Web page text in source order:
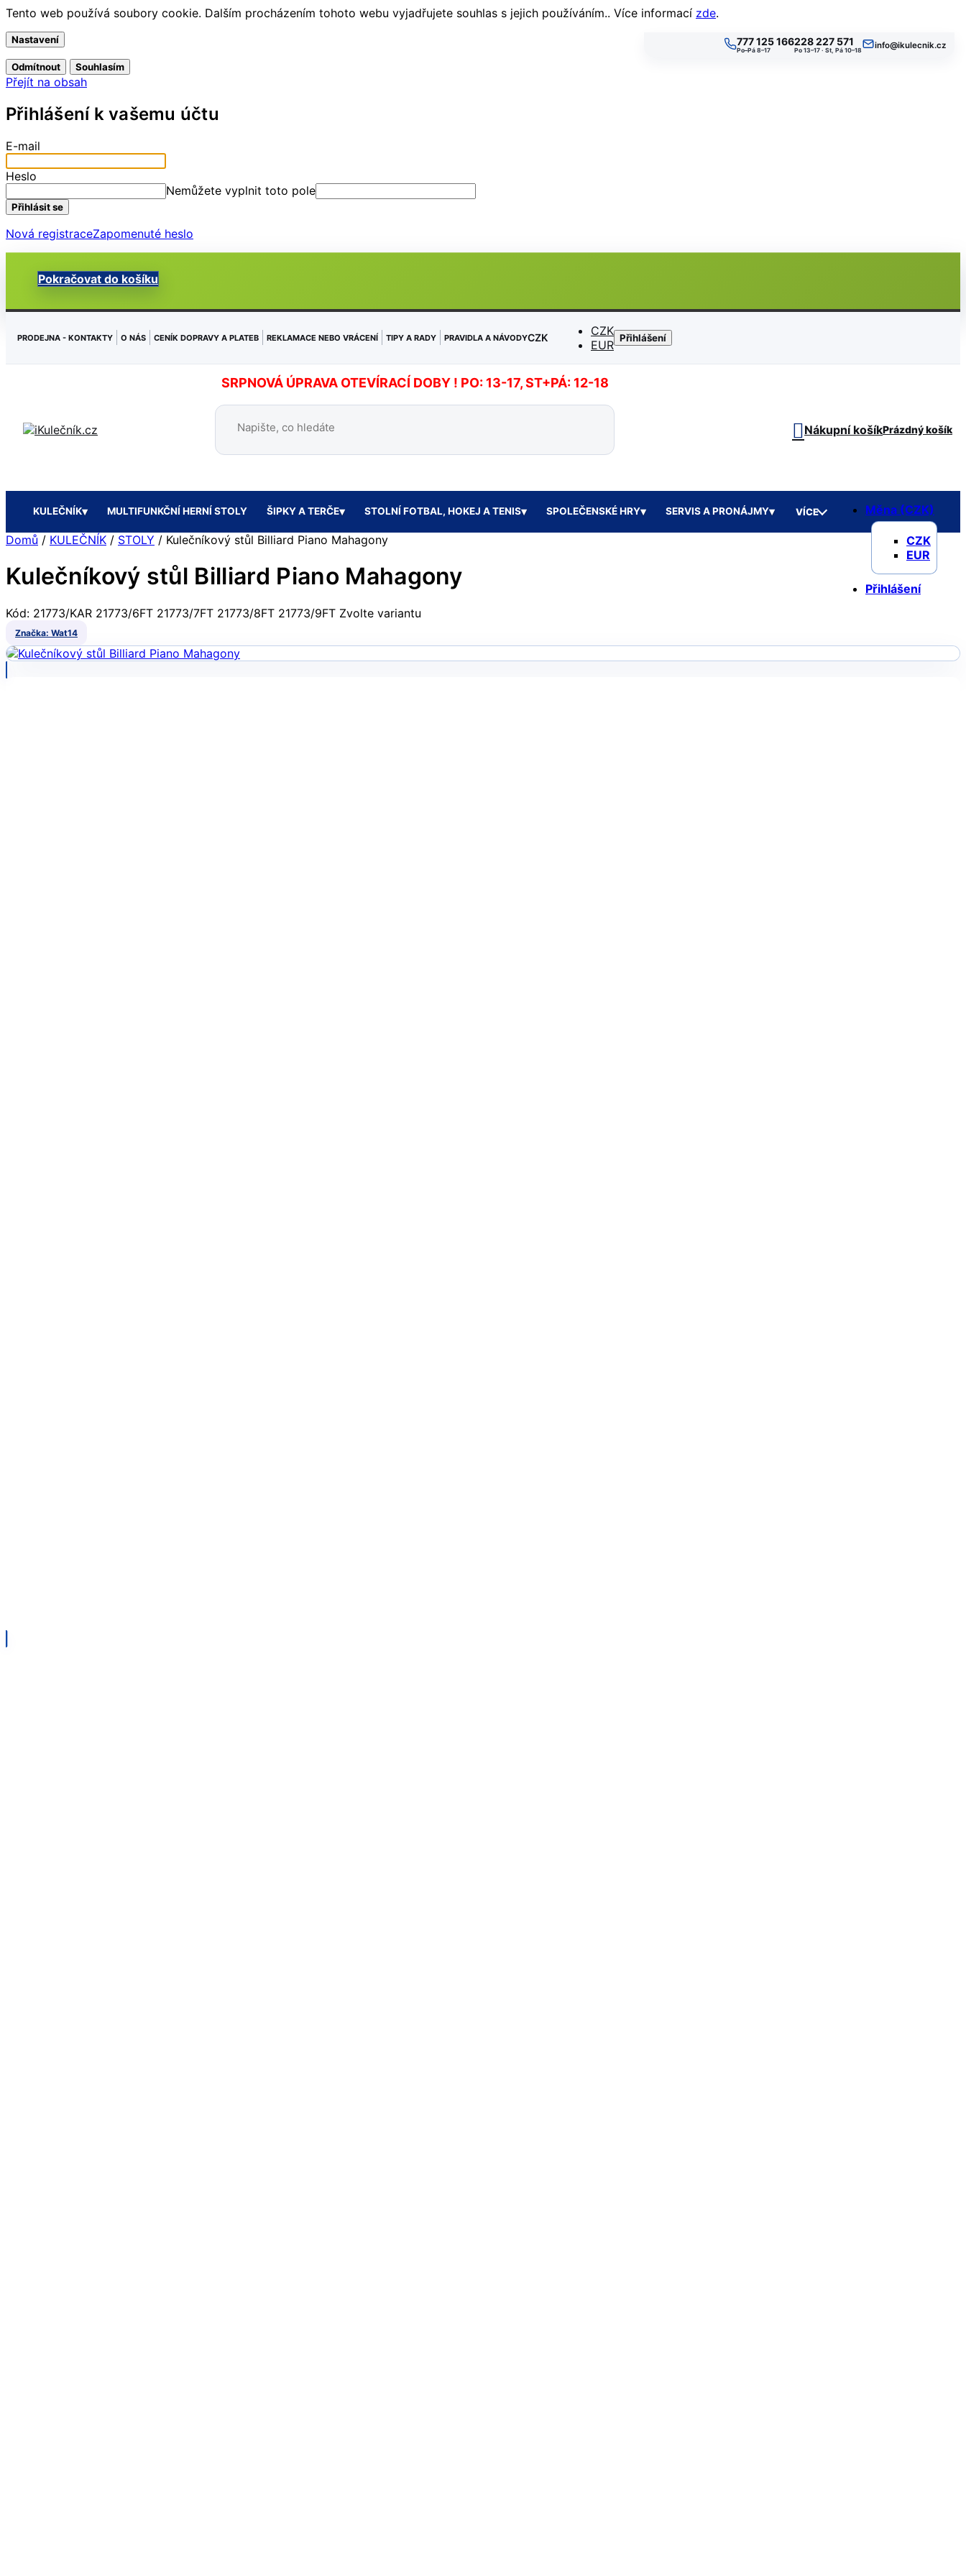
Tento web používá soubory cookie. Dalším procházením tohoto webu vyjadřujete souhlas s jejich používáním.. Více informací zde.
Nastavení
Odmítnout Souhlasím
Přejít na obsah
Přihlášení k vašemu účtu
E-mail
Heslo
Nemůžete vyplnit toto pole
Přihlásit se
Nová registraceZapomenuté heslo
Pokračovat do košíku
PRODEJNA - KONTAKTY O NÁS CENÍK DOPRAVY A PLATEB REKLAMACE NEBO VRÁCENÍ TIPY A RADY PRAVIDLA A NÁVODY
777 125 166
Po–Pá 8–17
228 227 571
Po 13–17 · St, Pá 10–18
info@ikulecnik.cz
CZK
CZK
EUR Přihlášení
SRPNOVÁ ÚPRAVA OTEVÍRACÍ DOBY ! PO: 13-17, ST+PÁ: 12-18
Nákupní košíkPrázdný košík
KULEČNÍK MULTIFUNKČNÍ HERNÍ STOLY ŠIPKY A TERČE STOLNÍ FOTBAL, HOKEJ A TENIS SPOLEČENSKÉ HRY SERVIS A PRONÁJMY VÍCE Měna (CZK)
CZK
EUR
Přihlášení
Domů / KULEČNÍK / STOLY / Kulečníkový stůl Billiard Piano Mahagony
Kulečníkový stůl Billiard Piano Mahagony
Kód: 21773/KAR 21773/6FT 21773/7FT 21773/8FT 21773/9FT Zvolte variantu
Značka: Wat14